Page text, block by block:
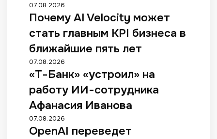
07.08.2026
Почему AI Velocity может
стать главным KPI бизнеса в
ближайшие пять лет
07.08.2026
«Т-Банк» «устроил» на
работу ИИ-сотрудника
Афанасия Иванова
07.08.2026
OpenAI переведет